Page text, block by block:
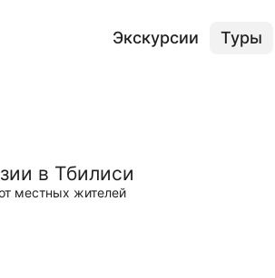
Экскурсии Туры
в Тбилиси
местных жителей